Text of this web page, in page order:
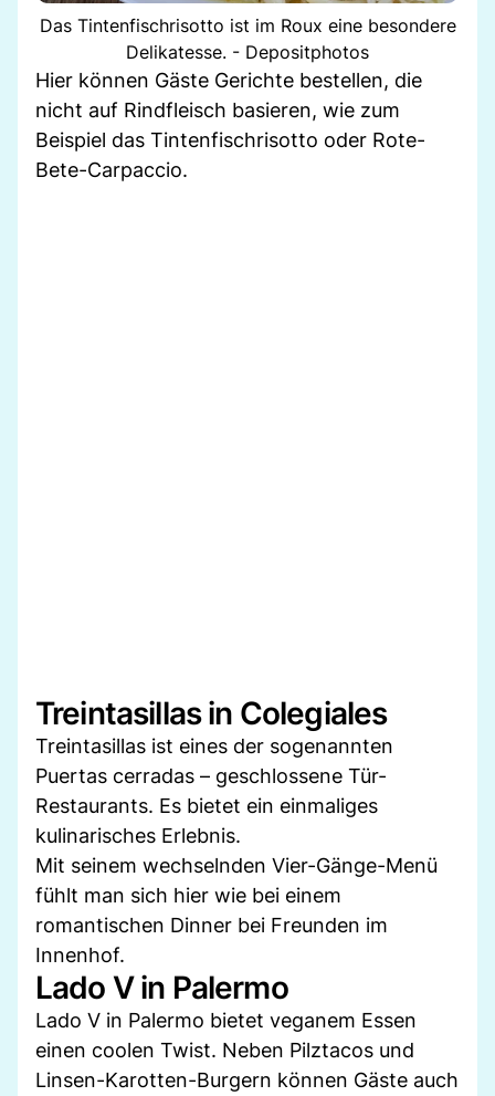
Das Tintenfischrisotto ist im Roux eine besondere
Delikatesse. - Depositphotos
Hier können Gäste Gerichte bestellen, die
nicht auf Rindfleisch basieren, wie zum
Beispiel das Tintenfischrisotto oder Rote-
Bete-Carpaccio.
Treintasillas in Colegiales
Treintasillas ist eines der sogenannten
Puertas cerradas – geschlossene Tür-
Restaurants. Es bietet ein einmaliges
kulinarisches Erlebnis.
Mit seinem wechselnden Vier-Gänge-Menü
fühlt man sich hier wie bei einem
romantischen Dinner bei Freunden im
Innenhof.
Lado V in Palermo
Lado V in Palermo bietet veganem Essen
einen coolen Twist. Neben Pilztacos und
Linsen-Karotten-Burgern können Gäste auch